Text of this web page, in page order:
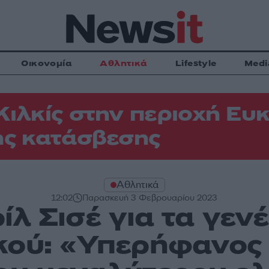
Οικονομία Αθλητικά Lifestyle
στην περιοχή
κατάσβεσης
Αθλητικά
12:02 Παρασκευή 3 Φεβρουαρίου 2023
Σισέ για τα